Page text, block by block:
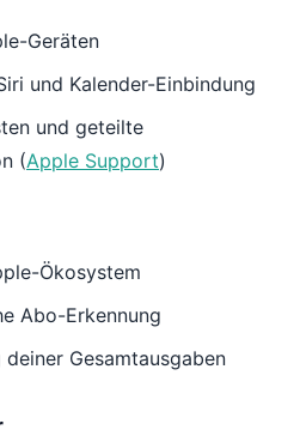
Geräten
und Kalender-Einbindung
und geteilte
(Apple Support)
Ökosystem
Abo-Erkennung
Gesamtausgaben